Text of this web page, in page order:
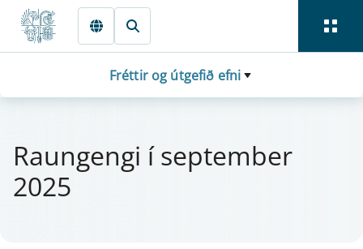
Fara beint í Meginmál
Fréttir og útgefið efni
Raun­gengi í sept­em­ber
2025